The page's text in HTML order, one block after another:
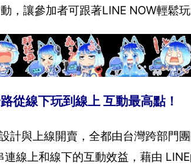
，讓參加者可跟著LINE NOW輕鬆玩
從線下玩到線上 互動最高點！
計與上線開賣，全都由台灣跨部門
線上和線下的互動效益，藉由